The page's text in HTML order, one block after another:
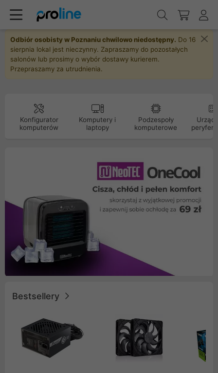
Odbiór osobisty w Poznaniu chwilowo niedostępny. Do 16
sierpnia lokal jest nieczynny. Zapraszamy do pozostałych
salonów lub prosimy o wybór dostawy kurierem.
Przepraszamy za utrudnienia.
Konfigurator
komputerów
Komputery i
laptopy
Podzespoły
komputerowe
Bestsellery